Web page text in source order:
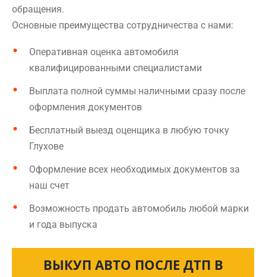
обращения.
Основные преимущества сотрудничества с нами:
Оперативная оценка автомобиля
квалифицированными специалистами
Выплата полной суммы наличными сразу после
оформления документов
Бесплатный выезд оценщика в любую точку
Глухове
Оформление всех необходимых документов за
наш счет
Возможность продать автомобиль любой марки
и года выпуска
ВЫКУП АВТО ПОСЛЕ ДТП В